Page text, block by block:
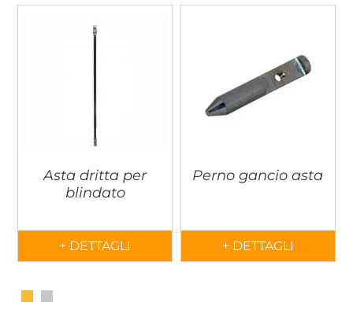
Asta dritta per
blindato
+ DETTAGLI
Perno gancio asta
+ DETTAGLI